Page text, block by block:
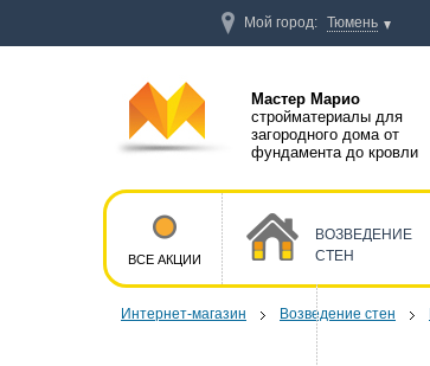
Интернет-магазин Возведение стен
Мастер Марио
стройматериалы для
загородного дома от
фундамента до кровли
ВСЕ АКЦИИ
ВОЗВЕДЕНИЕ
СТЕН
Мой город: Тюмень